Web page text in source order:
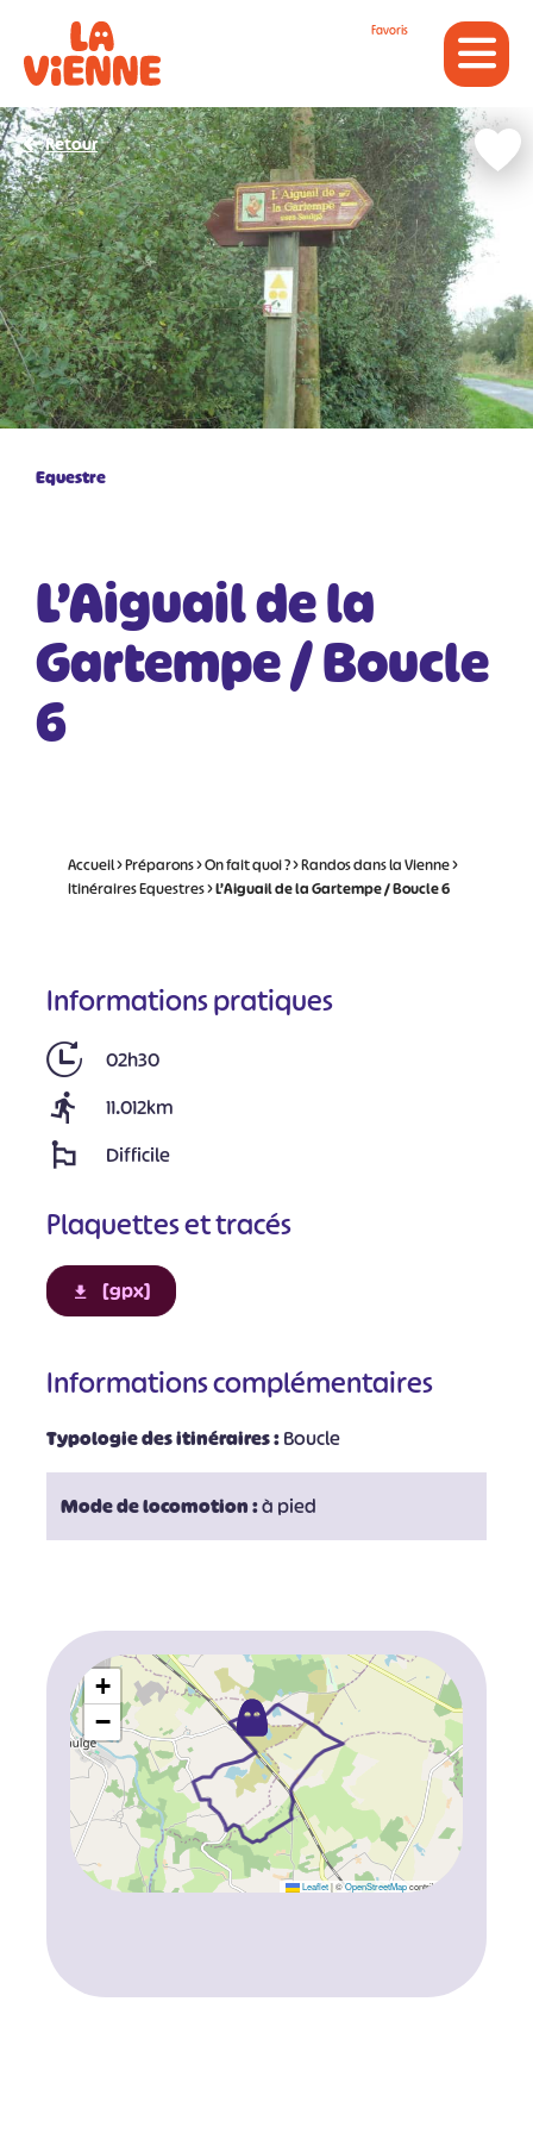
Favoris
Equestre
L’Aiguail de la
Gartempe / Boucle
6
Retour
Accueil>Préparons>On fait quoi ?>Randos dans la Vienne>
Itinéraires Equestres>L’Aiguail de la Gartempe / Boucle 6
Informations pratiques
02h30
11.012km
Difficile
Plaquettes et tracés
[gpx]
Informations complémentaires
Typologie des itinéraires :Boucle
Mode de locomotion :à pied
+
−
Leaflet |©OpenStreetMapcontributors